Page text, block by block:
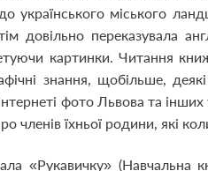
українського міського
довільно переказувала
картинки. Читання
знання, щобільше,
фото Львова та
членів їхньої родини, які
«Рукавичку» (Навчальна